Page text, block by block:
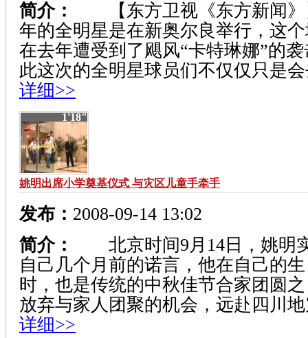
简介：
【东方卫视《东方新闻》
年的全明星是在新奥尔良举行，这
在去年遭受到了飓风“卡特琳娜”的
此这次的全明星球员们不仅仅只是
详细>>
1'18"
姚明出席小学奠基仪式 与灾区儿童手牵手
发布： 2008-09-14 13:02
简介：
北京时间9月14日，姚明
自己几个月前的诺言，他在自己的
时，也是传统的中秋佳节合家团圆
放弃与家人团聚的机会，远赴四川
详细>>